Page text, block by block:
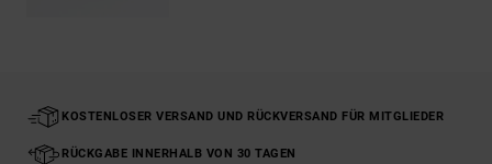
KOSTENLOSER VERSAND UND RÜCKVERSAND FÜR MITGLIEDER
RÜCKGABE INNERHALB VON 30 TAGEN